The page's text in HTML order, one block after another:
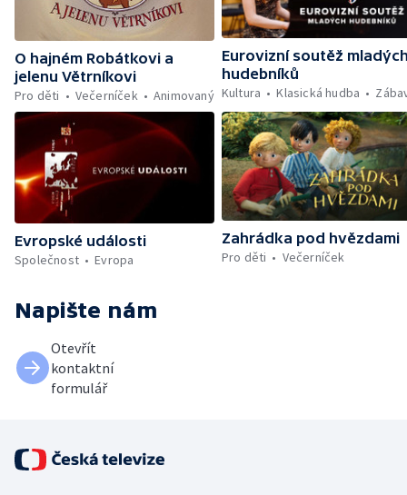
O hajném Robátkovi a
jelenu Větrníkovi
Pro děti
Večerníček Animovaný
Eurovizní soutěž
hudebníků
Kultura
Klasická hudba
Evropské události
Společnost
Evropa
Zahrádka pod hvězdami
Pro děti
Večerníček
Napište nám
Otevřít
kontaktní
formulář